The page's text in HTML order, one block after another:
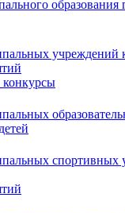
учреждений
конкурсы
спортивных